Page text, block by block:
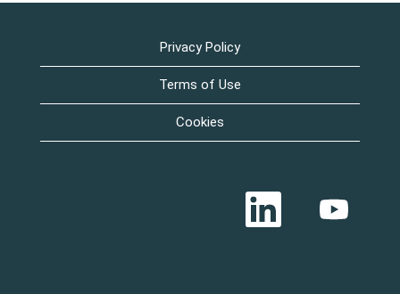
Privacy Policy
Terms of Use
Cookies
O